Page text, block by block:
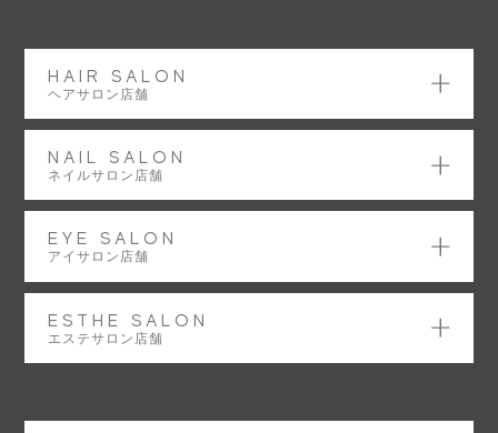
HAIR SALON
ヘアサロン店舗
NAIL SALON
ネイルサロン店舗
EYE SALON
アイサロン店舗
ESTHE SALON
エステサロン店舗